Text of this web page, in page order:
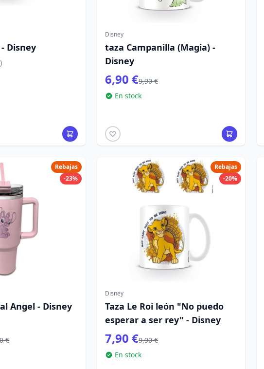
Disney
Disney
taza Campanilla (Magia) -
Disney
6,90 €9,90 €
En stock
Rebajas
-23%
Angel - Disney
€
Rebajas
-20%
Disney
Taza Le Roi león "No puedo
esperar a ser rey" - Disney
7,90 €9,90 €
En stock